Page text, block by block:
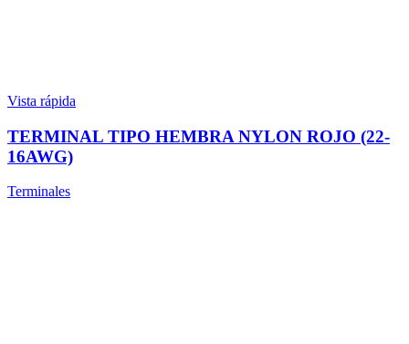
Vista rápida
TERMINAL TIPO HEMBRA NYLON ROJO (22-
16AWG)
Terminales